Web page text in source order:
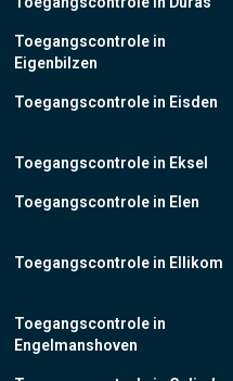
Toegangscontrole in
Eigenbilzen
Toegangscontrole in Eisden
Toegangscontrole in Eksel
Toegangscontrole in Elen
Toegangscontrole in Ellikom
Toegangscontrole in
Engelmanshoven